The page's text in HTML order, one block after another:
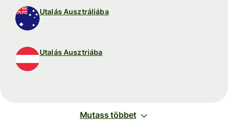
Utalás Ausztráliába
Utalás Ausztriába
Mutass többet